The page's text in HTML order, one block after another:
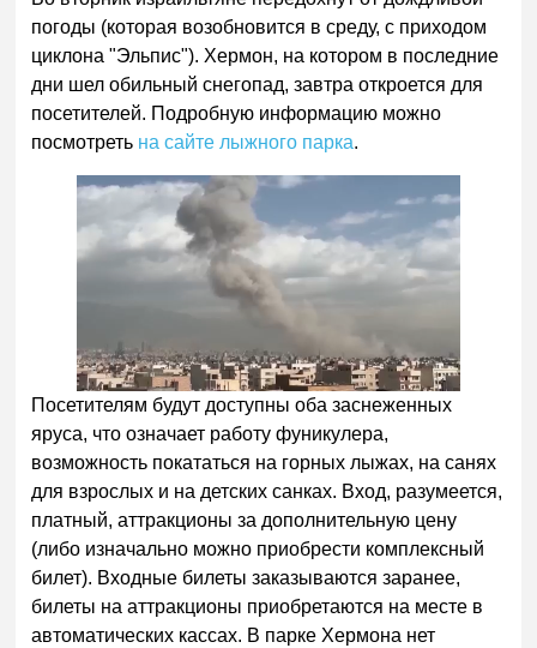
погоды (которая возобновится в среду, с приходом
циклона "Эльпис"). Хермон, на котором в последние
дни шел обильный снегопад, завтра откроется для
посетителей. Подробную информацию можно
посмотреть на сайте лыжного парка.
Посетителям будут доступны оба заснеженных
яруса, что означает работу фуникулера,
возможность покататься на горных лыжах, на санях
для взрослых и на детских санках. Вход, разумеется,
платный, аттракционы за дополнительную цену
(либо изначально можно приобрести комплексный
билет). Входные билеты заказываются заранее,
билеты на аттракционы приобретаются на месте в
автоматических кассах. В парке Хермона нет